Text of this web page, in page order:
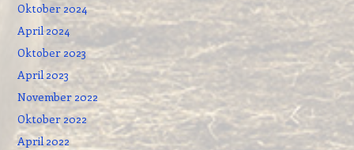
Oktober 2024
April 2024
Oktober 2023
April 2023
November 2022
Oktober 2022
April 2022